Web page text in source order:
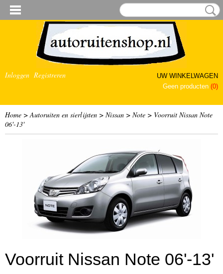
Inloggen Registreren
UW WINKELWAGEN
Geen producten (0)
Home >Autoruiten en sierlijsten > Nissan > Note > Voorruit Nissan Note
06'-13'
Voorruit Nissan Note 06'-13'